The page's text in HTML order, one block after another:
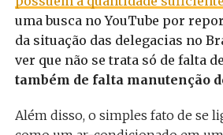
uma busca no YouTube por
da situação das delegacias no
ver que não se trata só de falta
também de falta manutenção
Além disso, o simples fato de se